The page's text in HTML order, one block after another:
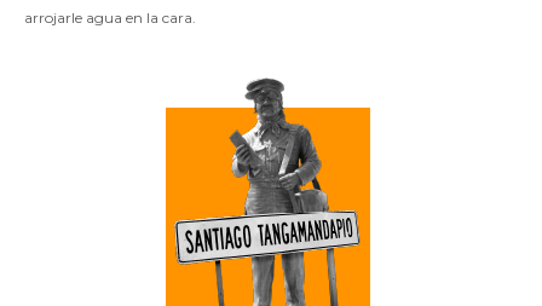
arrojarle agua en la cara.